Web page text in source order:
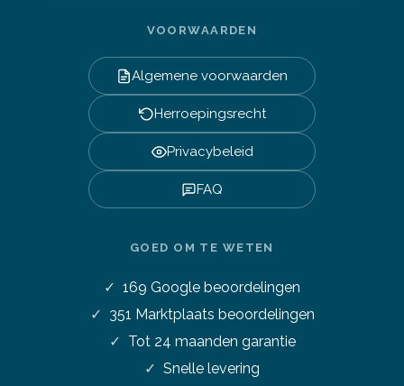
VOORWAARDEN
Algemene voorwaarden
Herroepingsrecht
Privacybeleid
FAQ
GOED OM TE WETEN
169 Google beoordelingen
351 Marktplaats beoordelingen
Tot 24 maanden garantie
Snelle levering